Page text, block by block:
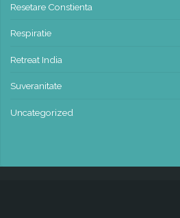
Resetare Constienta
Respiratie
Retreat India
Suveranitate
Uncategorized